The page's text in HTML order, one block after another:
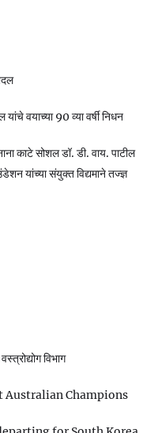
वयाच्या 90 व्या वर्षी निधन
काटे सोशल डॉ. डी. वाय. पाटील
यांच्या संयुक्त विद्यमाने तज्ज्ञ
विभाग
Australian Champions